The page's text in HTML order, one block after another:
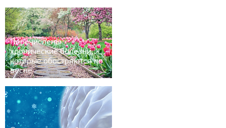
Перечислены
хронические болезни,
которые обостряются по
весне